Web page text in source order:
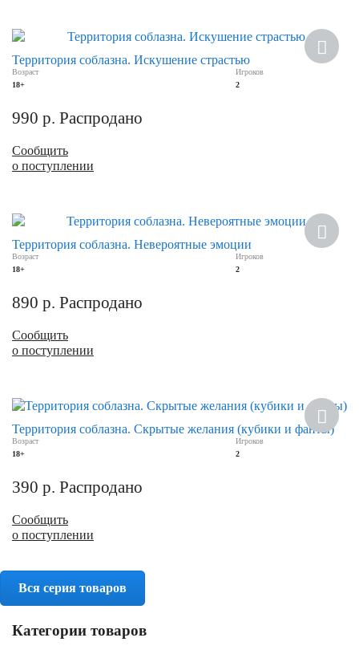
Территория соблазна. Искушение страстью
Возраст
18+
Игроков
2
990 р. Распродано
Сообщить
о поступлении
Территория соблазна. Невероятные эмоции
Возраст
18+
Игроков
2
890 р. Распродано
Сообщить
о поступлении
Территория соблазна. Скрытые желания (кубики и фанты)
Возраст
18+
Игроков
2
390 р. Распродано
Сообщить
о поступлении
Вся серия товаров
Категории товаров